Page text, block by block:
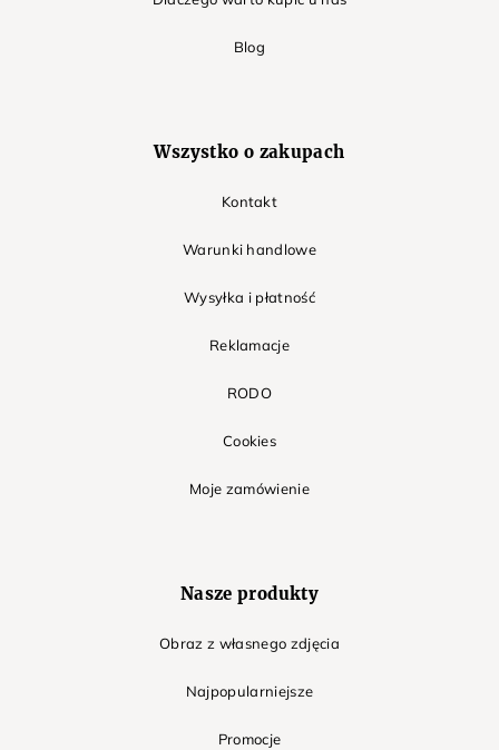
Blog
Wszystko o zakupach
Kontakt
Warunki handlowe
Wysyłka i płatność
Reklamacje
RODO
Cookies
Moje zamówienie
Nasze produkty
Obraz z własnego zdjęcia
Najpopularniejsze
Promocje